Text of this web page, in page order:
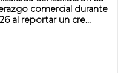
comercial durante
al reportar un cre...